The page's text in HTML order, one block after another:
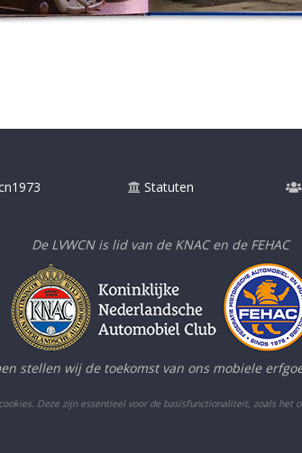
Statuten
De LVWCN is lid van de KNAC en de FEHAC
stellen wij de toekomst van ons mobiele
Deze zijn essentieel voor de basisfunctionaliteit, zoals